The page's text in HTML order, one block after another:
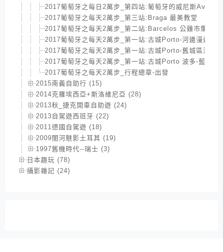
2017葡萄牙之每日2萬步_第四站:葡萄牙的威尼斯Aveiro
2017葡萄牙之每天2萬步_第三站:Braga 最美教堂
2017葡萄牙之每天2萬步_第二站:Barcelos 公雞市集
2017葡萄牙之每天2萬步_第一站:古城Porto-河邊漫遊
2017葡萄牙之每天2萬步_第一站:古城Porto-舊城區漫遊
2017葡萄牙之每天2萬步_第一站:古城Porto 波多-藍色驚
2017葡萄牙之每天2萬步_行程總章-出發
2015南義自助行 (15)
2014克羅埃西亞+斯洛維尼亞 (28)
2013秋_捷克開車自助遊 (24)
2013自駕遊西班牙 (22)
2011德國自駕遊 (18)
2009闇河魅影土耳其 (19)
1997舊機時代--瑞士 (3)
日本趣玩 (78)
攝影雜記 (24)